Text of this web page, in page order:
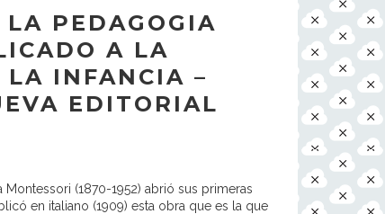
PEDAGOGIA
A LA
LA INFANCIA –
EDITORIAL
(1870-1952) abrió sus primeras
en italiano (1909) esta obra que es la que